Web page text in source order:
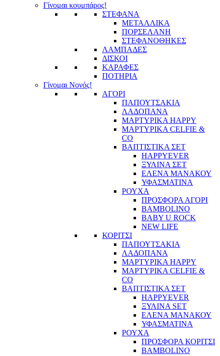
Γίνομαι κουμπάρος!
ΣΤΕΦΑΝΑ
ΜΕΤΑΛΛΙΚΑ
ΠΟΡΣΕΛΑΝΗ
ΣΤΕΦΑΝΟΘΗΚΕΣ
ΛΑΜΠΑΔΕΣ
ΔΙΣΚΟΙ
ΚΑΡΑΦΕΣ
ΠΟΤΗΡΙΑ
Γίνομαι Νονός!
ΑΓΟΡΙ
ΠΑΠΟΥΤΣΑΚΙΑ
ΛΑΔΟΠΑΝΑ
ΜΑΡΤΥΡΙΚΑ HAPPY
ΜΑΡΤΥΡΙΚΑ CELFIE &
CO
ΒΑΠΤΙΣΤΙΚΑ ΣΕΤ
HAPPYEVER
ΞΥΛΙΝΑ ΣΕΤ
ΕΛΕΝΑ ΜΑΝΑΚΟΥ
ΥΦΑΣΜΑΤΙΝΑ
ΡΟΥΧΑ
ΠΡΟΣΦΟΡΑ ΑΓΟΡΙ
BAMBOLINO
BABY U ROCK
NEW LIFE
ΚΟΡΙΤΣΙ
ΠΑΠΟΥΤΣΑΚΙΑ
ΛΑΔΟΠΑΝΑ
ΜΑΡΤΥΡΙΚΑ HAPPY
ΜΑΡΤΥΡΙΚΑ CELFIE &
CO
ΒΑΠΤΙΣΤΙΚΑ ΣΕΤ
HAPPYEVER
ΞΥΛΙΝΑ SET
ΕΛΕΝΑ ΜΑΝΑΚΟΥ
ΥΦΑΣΜΑΤΙΝΑ
ΡΟΥΧΑ
ΠΡΟΣΦΟΡΑ ΚΟΡΙΤΣΙ
BAMBOLINO